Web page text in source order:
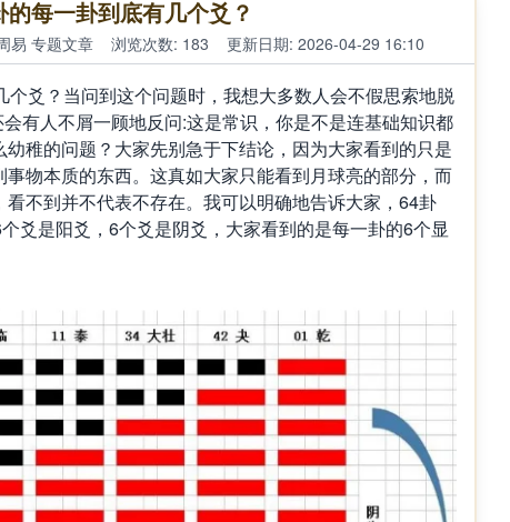
的每一卦到底有几个爻？
易 专题文章 浏览次数: 183 更新日期: 2026-04-29 16:10
爻？当问到这个问题时，我想大多数人会不假思索地脱
有人不屑一顾地反问:这是常识，你是不是连基础知识都
稚的问题？大家先别急于下结论，因为大家看到的只是
物本质的东西。这真如大家只能看到月球亮的部分，而
不到并不代表不存在。我可以明确地告诉大家，64卦
爻是阳爻，6个爻是阴爻，大家看到的是每一卦的6个显